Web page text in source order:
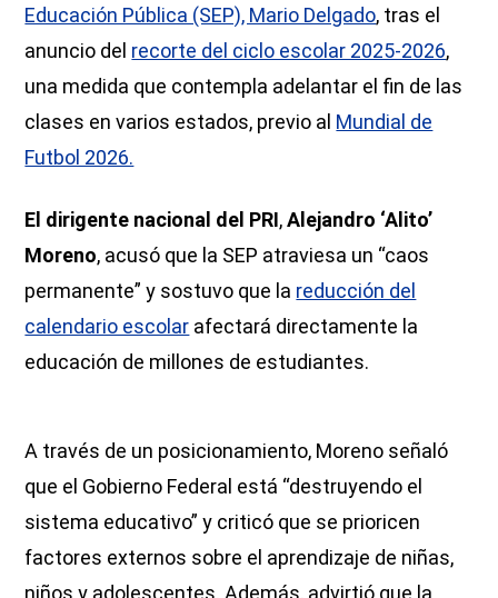
Educación Pública (SEP), Mario Delgado, tras el
anuncio del recorte del ciclo escolar 2025-2026,
una medida que contempla adelantar el fin de las
clases en varios estados, previo al Mundial de
Futbol 2026.
El dirigente nacional del PRI,Alejandro ‘Alito’
Moreno, acusó que la SEP atraviesa un “caos
permanente” y sostuvo que la reducción del
calendario escolar afectará directamente la
educación de millones de estudiantes.
A través de un posicionamiento, Moreno señaló
que el Gobierno Federal está “destruyendo el
sistema educativo” y criticó que se prioricen
factores externos sobre el aprendizaje de niñas,
niños y adolescentes. Además, advirtió que la